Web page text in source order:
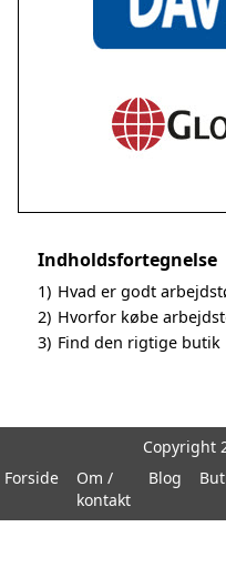
Indholdsfortegnelse
1) Hvad er godt
2) Hvorfor købe
3) Find den rigtige butik
Copyright
Forside
Om /
kontakt
Blog